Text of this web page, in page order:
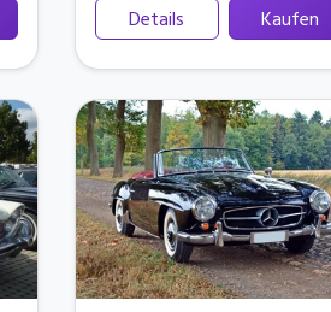
Details Kaufen